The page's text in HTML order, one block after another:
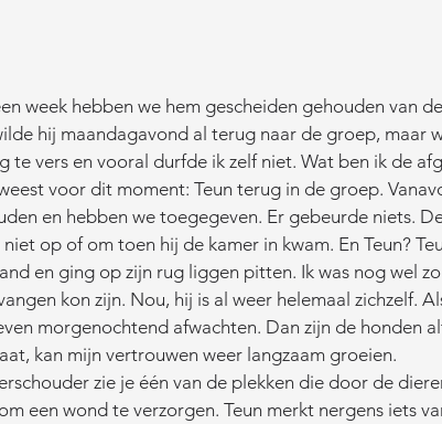
week hebben we hem gescheiden gehouden van
hij maandagavond al terug naar de groep, maar
te vers en vooral durfde ik zelf niet. Wat ben ik de
voor dit moment: Teun terug in de groep.
en hebben we toegegeven. Er gebeurde niets.
op of om toen hij de kamer in kwam. En Teun?
en ging op zijn rug liggen pitten. Ik was nog wel
kon zijn. Nou, hij is al weer helemaal zichzelf.
morgenochtend afwachten. Dan zijn de honden
kan mijn vertrouwen weer langzaam groeien.
zie je één van de plekken die door de
een wond te verzorgen. Teun merkt nergens iets